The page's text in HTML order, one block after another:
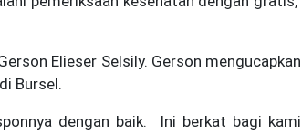
Elieser Selsily. Gerson mengucapkan
Bursel.
dengan baik. Ini berkat bagi kami